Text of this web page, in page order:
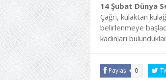
14 Şubat Dünya
Çağrı, kulaktan
belirlenmeye
kadınları
Paylaş 0